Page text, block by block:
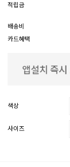
적립금
배송비
카드혜택
색상
사이즈